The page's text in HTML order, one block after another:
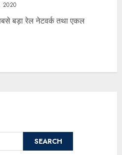
2020
बड़ा रेल नेटवर्क तथा एकल
SEARCH